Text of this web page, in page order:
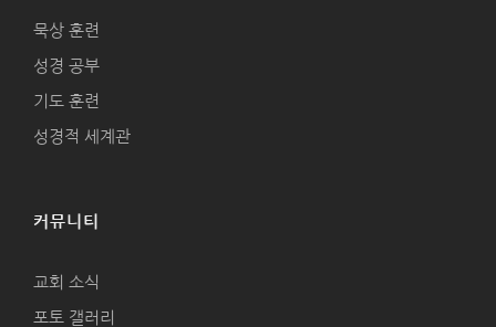
묵상 훈련
성경 공부
기도 훈련
성경적 세계관
커뮤니티
교회 소식
포토 갤러리